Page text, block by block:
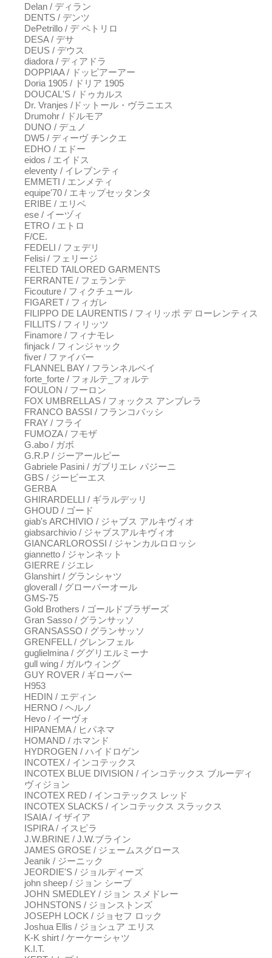
Delan / ディラン
DENTS / デンツ
DePetrillo / デ ペトリロ
DESA / デサ
DEUS / デウス
diadora / ディアドラ
DOPPIAA / ドッピアーアー
Doria 1905 / ドリア 1905
DOUCAL'S / ドゥカルス
Dr. Vranjes /ドットール・ヴラニエス
Drumohr / ドルモア
DUNO / デュノ
DW5 / ディーヴ チンクエ
EDHO / エドー
eidos / エイドス
eleventy / イレブンティ
EMMETI / エンメティ
equipe'70 / エキップセッタンタ
ERIBE / エリベ
ese / イーヅィ
ETRO / エトロ
F/CE.
FEDELI / フェデリ
Felisi / フェリージ
FELTED TAILORED GARMENTS
FERRANTE / フェランテ
Ficouture / フィクチュール
FIGARET / フィガレ
FILIPPO DE LAURENTIS / フィリッポ デ ローレンティス
FILLITS / フィリッツ
Finamore / フィナモレ
finjack / フィンジャック
fiver / ファイバー
FLANNEL BAY / フランネルベイ
forte_forte / フォルテ_フォルテ
FOULON / フーロン
FOX UMBRELLAS / フォックス アンブレラ
FRANCO BASSI / フランコバッシ
FRAY / フライ
FUMOZA / フモザ
G.abo / ガボ
G.R.P / ジーアールピー
Gabriele Pasini / ガブリエレ パジーニ
GBS / ジービーエス
GERBA
GHIRARDELLI / ギラルデッリ
GHOUD / ゴード
giab's ARCHIVIO / ジャブス アルキヴィオ
giabsarchivio / ジャブスアルキヴィオ
GIANCARLOROSSI / ジャンカルロロッシ
giannetto / ジャンネット
GIERRE / ジエレ
Glanshirt / グランシャツ
gloverall / グローバーオール
GMS-75
Gold Brothers / ゴールドブラザーズ
Gran Sasso / グランサッソ
GRANSASSO / グランサッソ
GRENFELL / グレンフェル
guglielmina / ググリエルミーナ
gull wing / ガルウィング
GUY ROVER / ギローバー
H953
HEDIN / エディン
HERNO / ヘルノ
Hevo / イーヴォ
HIPANEMA / ヒパネマ
HOMAND / ホマンド
HYDROGEN / ハイドロゲン
INCOTEX / インコテックス
INCOTEX BLUE DIVISION / インコテックス ブルーディ
ヴィジョン
INCOTEX RED / インコテックス レッド
INCOTEX SLACKS / インコテックス スラックス
ISAIA / イザイア
ISPIRA / イスピラ
J.W.BRINE / J.W.ブライン
JAMES GROSE / ジェームスグロース
Jeanik / ジーニック
JEORDIE'S / ジョルディーズ
john sheep / ジョン シープ
JOHN SMEDLEY / ジョン スメドレー
JOHNSTONS / ジョンストンズ
JOSEPH LOCK / ジョセフ ロック
Joshua Ellis / ジョシュア エリス
K-K shirt / ケーケーシャツ
K.I.T.